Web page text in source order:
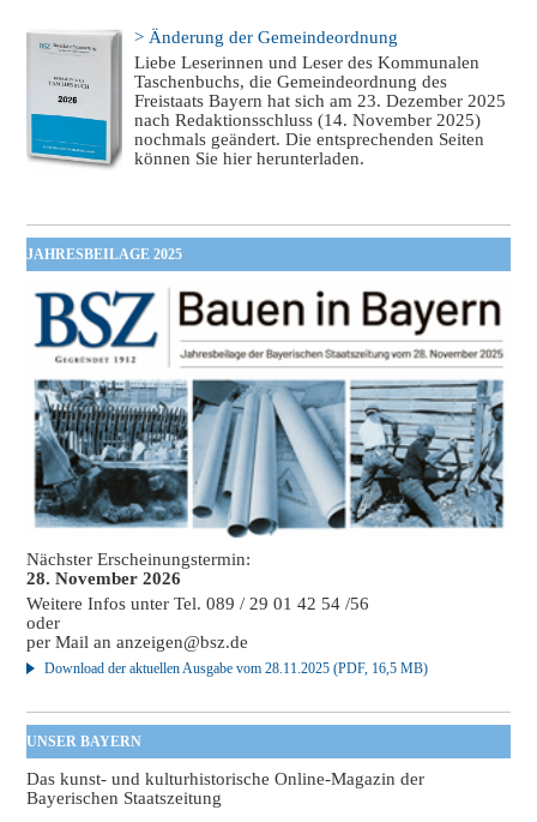
> Änderung der Gemeindeordnung
Liebe Leserinnen und Leser des Kommunalen
Taschenbuchs, die Gemeindeordnung des
Freistaats Bayern hat sich am 23. Dezember 2025
nach Redaktionsschluss (14. November 2025)
nochmals geändert. Die entsprechenden Seiten
können Sie hier herunterladen.
JAHRESBEILAGE 2025
Nächster Erscheinungstermin:
28. November 2026
Weitere Infos unter Tel. 089 / 29 01 42 54 /56
oder
per Mail ananzeigen@bsz.de
Download der aktuellen Ausgabe vom 28.11.2025 (PDF, 16,5 MB)
UNSER BAYERN
Das kunst- und kulturhistorische Online-Magazin der
Bayerischen Staatszeitung